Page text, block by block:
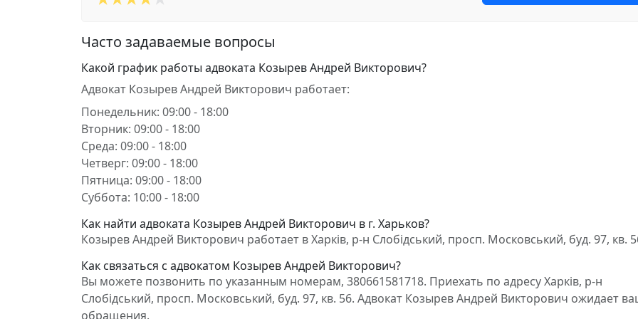
Часто задаваемые вопросы
Какой график работы адвоката Козырев Андрей Викторович?
Адвокат Козырев Андрей Викторович работает:
Понедельник: 09:00 - 18:00
Вторник: 09:00 - 18:00
Среда: 09:00 - 18:00
Четверг: 09:00 - 18:00
Пятница: 09:00 - 18:00
Суббота: 10:00 - 18:00
Как найти адвоката Козырев Андрей Викторович в г. Харьков?
Козырев Андрей Викторович работает в Харків, р-н Слобідський, просп. Московський, буд. 97, кв.
Как связаться с адвокатом Козырев Андрей Викторович?
Вы можете позвонить по указанным номерам, 380661581718. Приехать по адресу Харків, р-н
Слобідський, просп. Московський, буд. 97, кв. 56. Адвокат Козырев Андрей Викторович ожидает
обращения.